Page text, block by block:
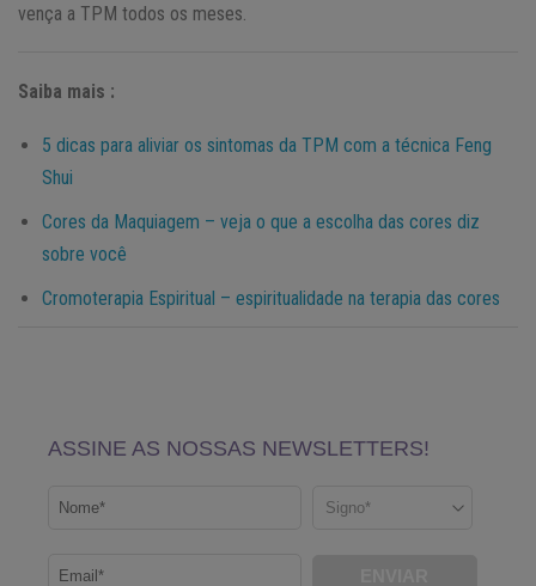
vença a TPM todos os meses.
Saiba mais :
5 dicas para aliviar os sintomas da TPM com a técnica Feng
Shui
Cores da Maquiagem – veja o que a escolha das cores diz
sobre você
Cromoterapia Espiritual – espiritualidade na terapia das cores